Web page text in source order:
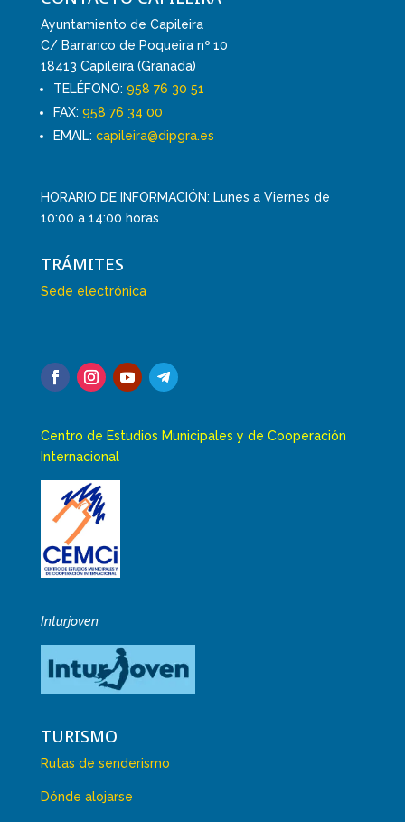
Ayuntamiento de Capileira
C/ Barranco de Poqueira nº 10
18413 Capileira (Granada)
TELÉFONO: 958 76 30 51
FAX: 958 76 34 00
EMAIL: capileira@dipgra.es
HORARIO DE INFORMACIÓN: Lunes a Viernes de
10:00 a 14:00 horas
TRÁMITES
Sede electrónica
Centro de Estudios Municipales y de Cooperación
Internacional
Inturjoven
TURISMO
Rutas de senderismo
Dónde alojarse